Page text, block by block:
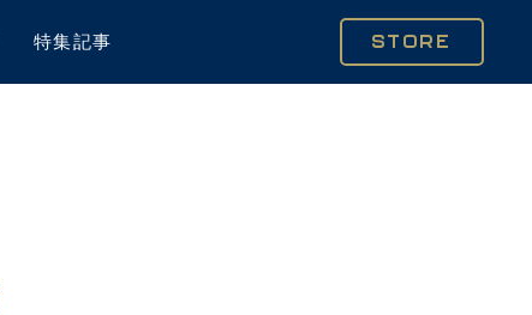
STORE
特集記事